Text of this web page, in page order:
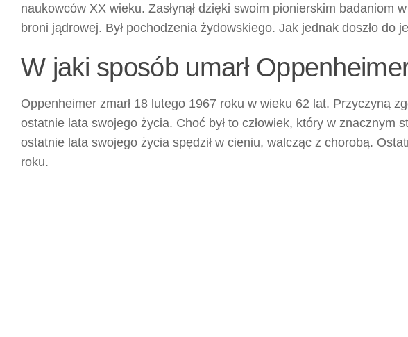
naukowców XX wieku. Zasłynął dzięki swoim pionierskim badaniom
broni jądrowej. Był pochodzenia żydowskiego. Jak jednak doszło do
W jaki sposób umarł
Oppenheimer zmarł 18 lutego 1967 roku w wieku 62 lat. Przyczyną
ostatnie lata swojego życia. Choć był to człowiek, który w znacznym
ostatnie lata swojego życia spędził w cieniu, walcząc z chorobą.
roku.